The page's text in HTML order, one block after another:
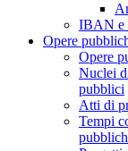
IBAN e
Opere
Opere
Nuclei
pubblici
Atti di
Tempi